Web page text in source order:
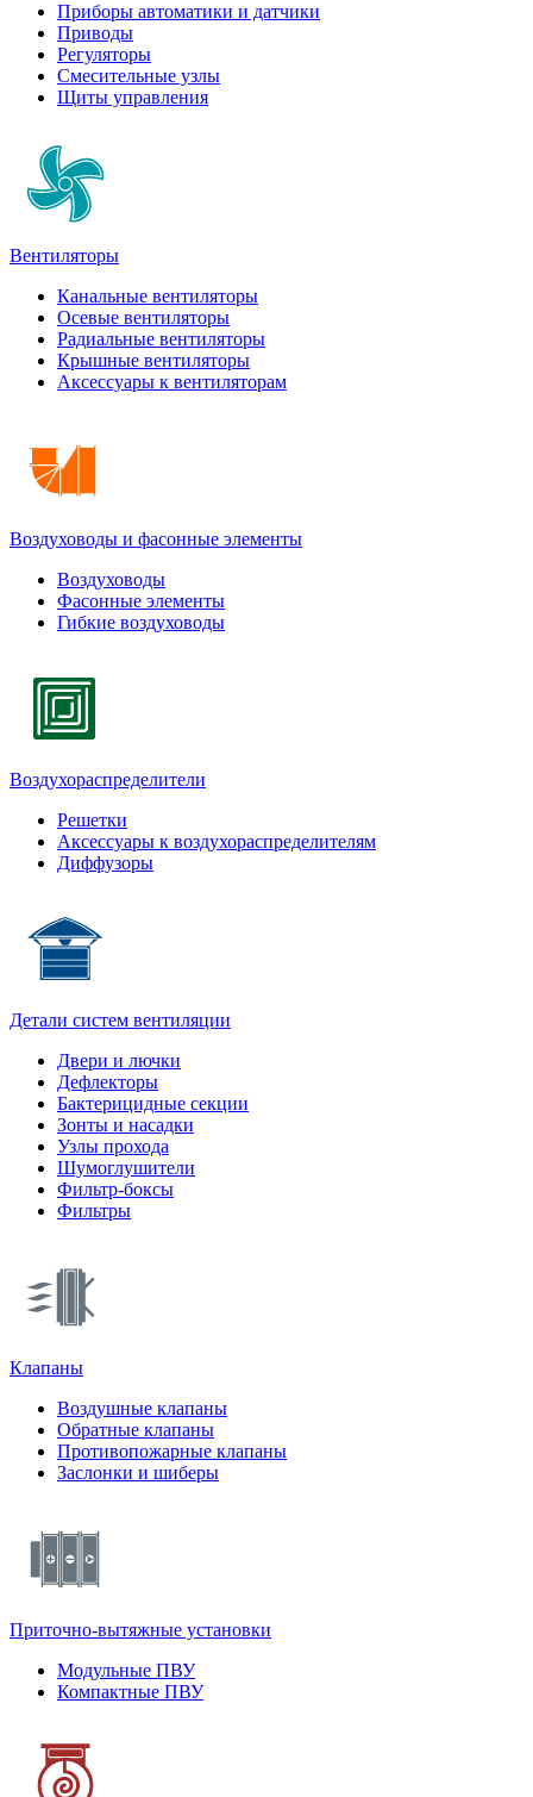
Приборы автоматики и датчики
Приводы
Регуляторы
Смесительные узлы
Щиты управления
Вентиляторы
Канальные вентиляторы
Осевые вентиляторы
Радиальные вентиляторы
Крышные вентиляторы
Аксессуары к вентиляторам
Воздуховоды и фасонные элементы
Воздуховоды
Фасонные элементы
Гибкие воздуховоды
Воздухораспределители
Решетки
Аксессуары к воздухораспределителям
Диффузоры
Детали систем вентиляции
Двери и лючки
Дефлекторы
Бактерицидные секции
Зонты и насадки
Узлы прохода
Шумоглушители
Фильтр-боксы
Фильтры
Клапаны
Воздушные клапаны
Обратные клапаны
Противопожарные клапаны
Заслонки и шиберы
Приточно-вытяжные установки
Модульные ПВУ
Компактные ПВУ